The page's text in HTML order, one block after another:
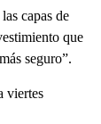
capas de
que
seguro”.
viertes